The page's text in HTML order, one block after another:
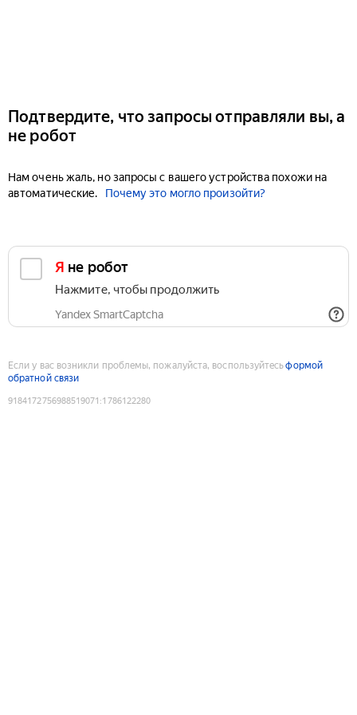
Подтвердите, что запросы отправляли вы, а
не робот
Нам очень жаль, но запросы с вашего устройства похожи на
автоматические.
Почему это могло произойти?
Я не робот
Нажмите, чтобы продолжить
Yandex SmartCaptcha
Если у вас возникли проблемы, пожалуйста, воспользуйтесьформой
обратной связи
9184172756988519071 :1786122280